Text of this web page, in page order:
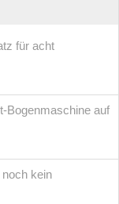
für acht
Bogenmaschine auf
kein